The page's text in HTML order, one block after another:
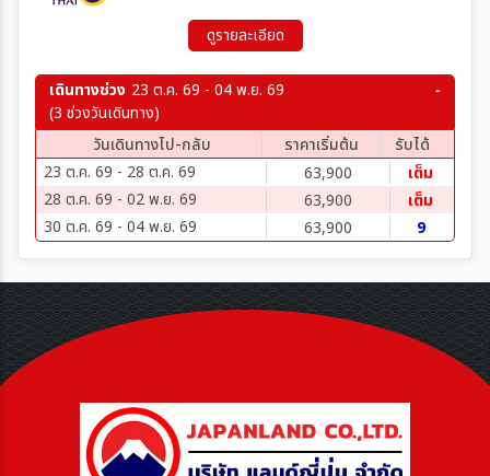
ค้นหา
ดูรายละเอียด
เดินทางช่วง 23 ต.ค. 69 - 04 พ.ย. 69
(3 ช่วงวันเดินทาง)
วันเดินทางไป-กลับ
ราคาเริ่มต้น
รับได้
23 ต.ค. 69 - 28 ต.ค. 69
63,900
เต็ม
28 ต.ค. 69 - 02 พ.ย. 69
63,900
เต็ม
30 ต.ค. 69 - 04 พ.ย. 69
63,900 9